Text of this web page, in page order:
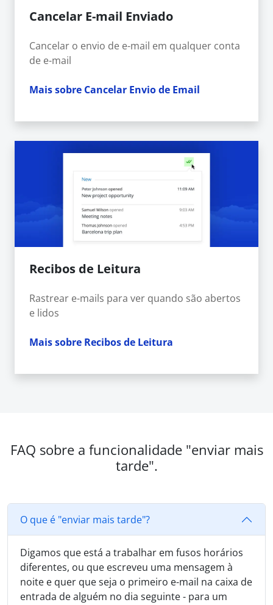
Cancelar E-mail Enviado
Cancelar o envio de e-mail em qualquer conta
de e-mail
Mais sobre Cancelar Envio de Email
Recibos de Leitura
Rastrear e-mails para ver quando são abertos
e lidos
Mais sobre Recibos de Leitura
FAQ sobre a funcionalidade "enviar mais
tarde".
O que é "enviar mais tarde"?
Digamos que está a trabalhar em fusos horários
diferentes, ou que escreveu uma mensagem à
noite e quer que seja o primeiro e-mail na caixa de
entrada de alguém no dia seguinte - para um